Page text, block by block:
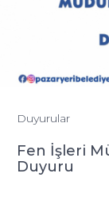
Duyurular
Fen İşleri
Duyuru